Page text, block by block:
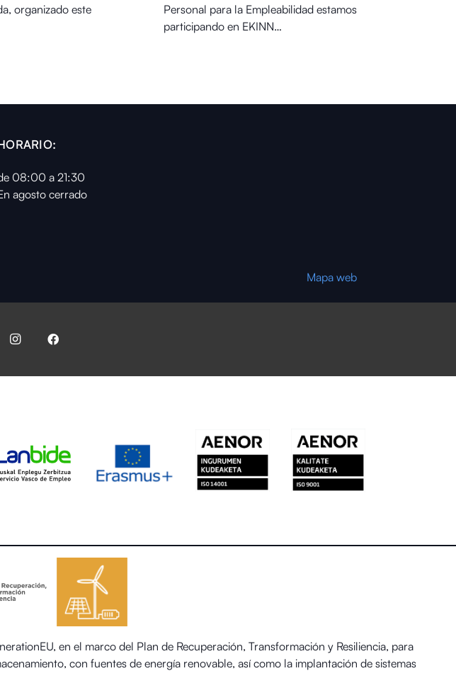
organizado este
Personal para la Empleabilidad estamos
participando en EKINN…
08:00 a 21:30
agosto cerrado
Mapa web
en el marco del Plan de Recuperación, Transformación y Resiliencia, para
con fuentes de energía renovable, así como la implantación de sistemas